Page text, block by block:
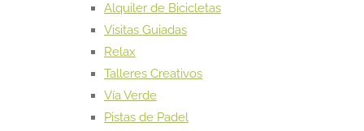
Alquiler de Bicicletas
Visitas Guiadas
Relax
Talleres Creativos
Vía Verde
Pistas de Padel